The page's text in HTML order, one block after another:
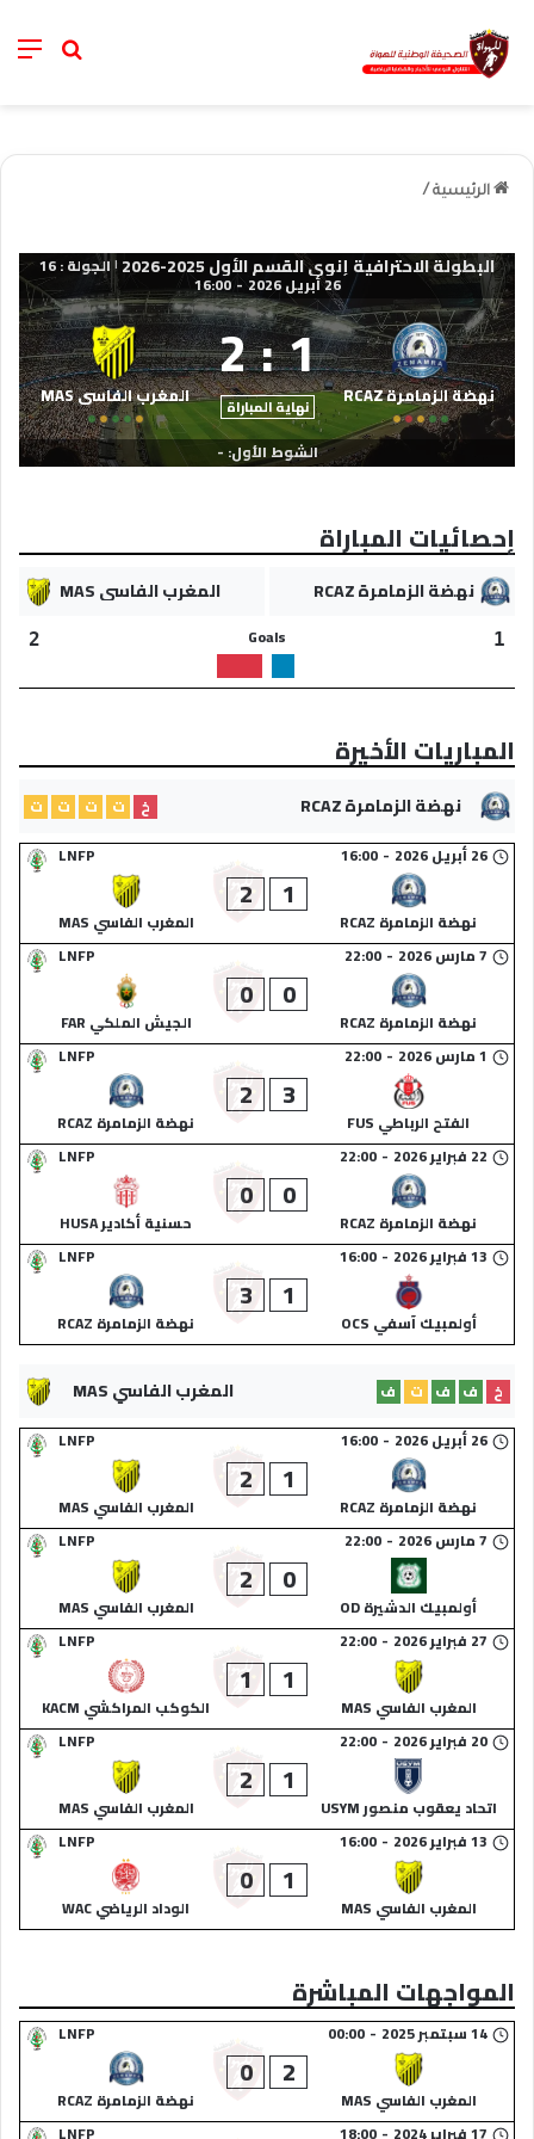
خانة
الرئيسية /
البطولة الاحترافية إنوي القسم الأول 2025-2026 | الجولة : 16
26 أبريل 2026 -
16:00
نهضة الزمامرة RCAZ 1
:
2
نهاية المباراة المغرب الفاسي MAS
الشوط الأول: -
إحصائيات المباراة
نهضة الزمامرة RCAZ المغرب الفاسي MAS
1
Goals
2
المباريات الأخيرة
نهضة الزمامرة RCAZ خ ت ت ت
ت
LNFP
26 أبريل 2026 -
16:00
نهضة الزمامرة RCAZ
1
2
المغرب الفاسي MAS
LNFP
7 مارس 2026 -
22:00
نهضة الزمامرة RCAZ
0
0
الجيش الملكي FAR
LNFP
1 مارس 2026 -
22:00
الفتح الرباطي FUS
3
2
نهضة الزمامرة RCAZ
LNFP
22 فبراير 2026 -
22:00
نهضة الزمامرة RCAZ
0
0
حسنية أكادير HUSA
LNFP
13 فبراير 2026 -
16:00
أولمبيك آسفي OCS
1
3
نهضة الزمامرة RCAZ
المغرب الفاسي MAS خ ف ف ت
ف
LNFP
26 أبريل 2026 -
16:00
نهضة الزمامرة RCAZ
1
2
المغرب الفاسي MAS
LNFP
7 مارس 2026 -
22:00
أولمبيك الدشيرة OD
0
2
المغرب الفاسي MAS
LNFP
27 فبراير 2026 -
22:00
المغرب الفاسي MAS
1
1
الكوكب المراكشي KACM
LNFP
20 فبراير 2026 -
22:00
اتحاد يعقوب منصور USYM
1
2
المغرب الفاسي MAS
LNFP
13 فبراير 2026 -
16:00
المغرب الفاسي MAS
1
0
الوداد الرياضي WAC
المواجهات المباشرة
LNFP 14 سبتمبر 2025 -
00:00
المغرب الفاسي MAS
2
0
نهضة الزمامرة RCAZ